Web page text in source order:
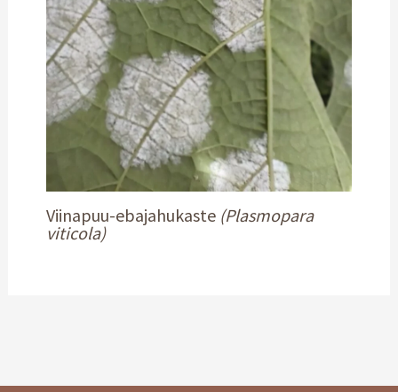
Viinapuu-ebajahukaste (Plasmopara
viticola)